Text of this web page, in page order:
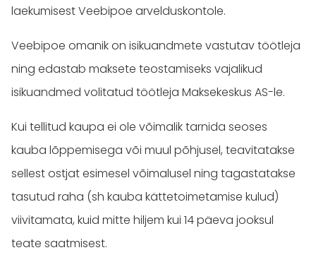
laekumisest Veebipoe arvelduskontole.
Veebipoe omanik on isikuandmete vastutav töötleja
ning edastab maksete teostamiseks vajalikud
isikuandmed volitatud töötleja Maksekeskus AS-le.
Kui tellitud kaupa ei ole võimalik tarnida seoses
kauba lõppemisega või muul põhjusel, teavitatakse
sellest ostjat esimesel võimalusel ning tagastatakse
tasutud raha (sh kauba kättetoimetamise kulud)
viivitamata, kuid mitte hiljem kui 14 päeva jooksul
teate saatmisest.